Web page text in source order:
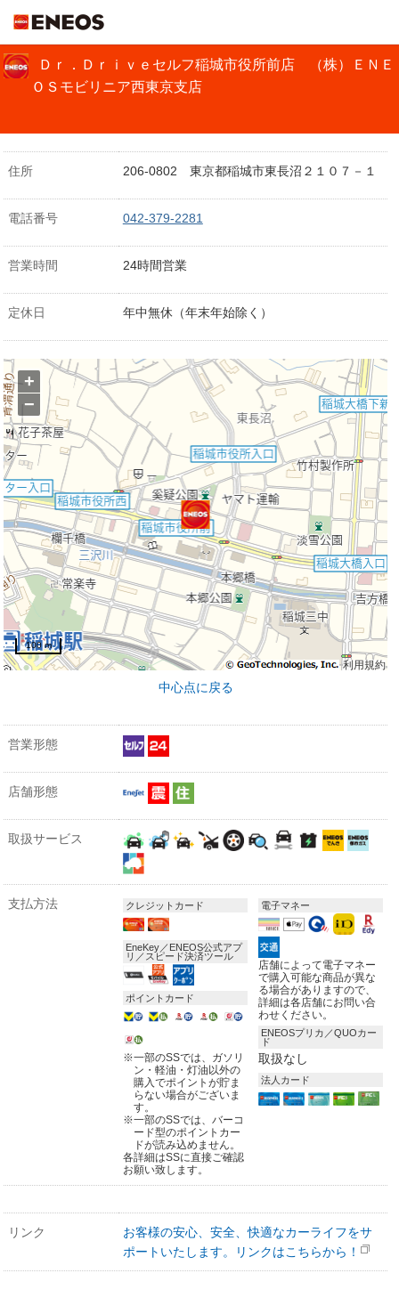
Ｄｒ．Ｄｒｉｖｅセルフ稲城市役所前店 （株）ＥＮＥ
ＯＳモビリニア西東京支店
住所 206-0802 東京都稲城市東長沼２１０７－１
電話番号 042-379-2281
営業時間 24時間営業
定休日 年中無休（年末年始除く）
利用規約
+
−
100 m
中心点に戻る
営業形態
店舗形態
取扱サービス
支払方法 クレジットカード
EneKey／ENEOS公式アプ
リ／スピード決済ツール
ポイントカード
※一部のSSでは、ガソリ
ン・軽油・灯油以外の
購入でポイントが貯ま
らない場合がございま
す。
※一部のSSでは、バーコ
ード型のポイントカー
ドが読み込めません。
各詳細はSSに直接ご確認
お願い致します。
電子マネー
店舗によって電子マネー
で購入可能な商品が異な
る場合がありますので、
詳細は各店舗にお問い合
わせください。
ENEOSプリカ／QUOカー
ド
取扱なし
法人カード
リンク
お客様の安心、安全、快適なカーライフをサ
ポートいたします。リンクはこちらから！